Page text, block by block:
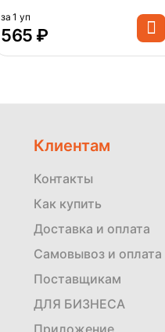
Veggie , Корея 557,5г (1...
‍565‍ ₽
за 1 уп
Клиентам
Контакты
Как купить
Доставка и оплата
Самовывоз и оплата
Поставщикам
ДЛЯ БИЗНЕСА
Приложение